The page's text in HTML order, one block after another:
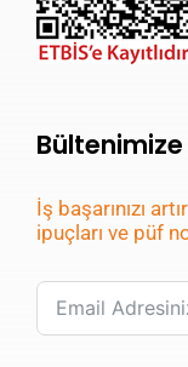
İş başarınızı
ipuçları ve püf